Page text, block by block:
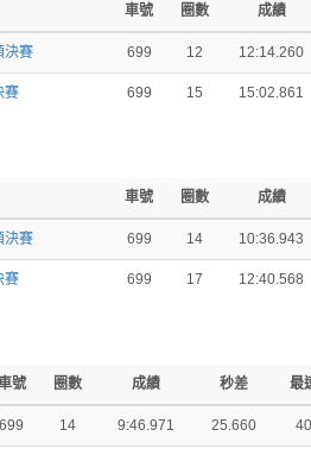
車號 圈數 成績
決賽 699 12 12:14.260
賽 699 15 15:02.861
車號 圈數 成績
決賽 699 14 10:36.943
賽 699 17 12:40.568
號 圈數 成績 秒差 最
699 14 9:46.971 25.660